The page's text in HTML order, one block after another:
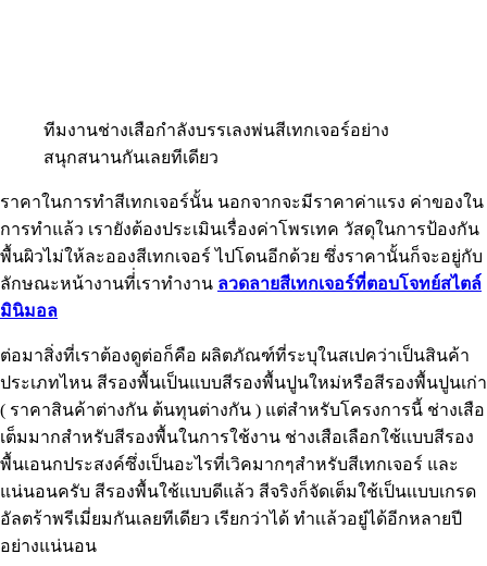
ทีมงานช่างเสือกำลังบรรเลงพ่นสีเทกเจอร์อย่าง
สนุกสนานกันเลยทีเดียว
ราคาในการทำสีเทกเจอร์นั้น นอกจากจะมีราคาค่าแรง ค่าของใน
การทำแล้ว เรายังต้องประเมินเรื่องค่าโพรเทค วัสดุในการป้องกัน
พื้นผิวไม่ให้ละอองสีเทกเจอร์ ไปโดนอีกด้วย ซึ่งราคานั้นก็จะอยู่กับ
ลักษณะหน้างานที่่เราทำงาน ลวดลายสีเทกเจอร์ที่ตอบโจทย์สไตล์
มินิมอล
ต่อมาสิ่งที่เราต้องดูต่อก็คือ ผลิตภัณฑ์ที่ระบุในสเปคว่าเป็นสินค้า
ประเภทไหน สีรองพื้นเป็นแบบสีรองพื้นปูนใหม่หรือสีรองพื้นปูนเก่า
( ราคาสินค้าต่างกัน ต้นทุนต่างกัน ) แต่สำหรับโครงการนี้ ช่างเสือ
เต็มมากสำหรับสีรองพื้นในการใช้งาน ช่างเสือเลือกใช้เเบบสีรอง
พื้นเอนกประสงค์ซึ่งเป็นอะไรที่เวิคมากๆสำหรับสีเทกเจอร์ และ
แน่นอนครับ สีรองพื้นใช้เเบบดีแล้ว สีจริงก็จัดเต็มใช้เป็นเเบบเกรด
อัลตร้าพรีเมี่ยมกันเลยทีเดียว เรียกว่าได้ ทำเเล้วอยู๋ได้อีกหลายปี
อย่างแน่นอน